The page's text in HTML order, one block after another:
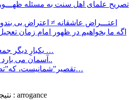
اعتـــراض عاشقانه ≠ اعتراض بی
اگه ما بخواهیم در ظهور امام زمان
یکبارِ دیگر جمعه ای با تو نیـــامد …
آسمان می بارد هر چه که بخواهی..
“تقصیر”شمانیست، که”تصویر”شما نیست…
نتیجه جستجو برای کلیدواژه : arrogance